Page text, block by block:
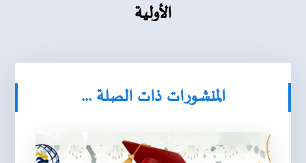
الأولية
المنشورات ذات الصلة ...